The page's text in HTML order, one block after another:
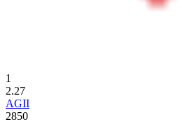
1
2.27
AGII
2850